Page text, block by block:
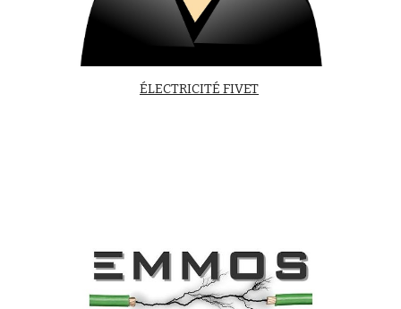
ÉLECTRICITÉ FIVET